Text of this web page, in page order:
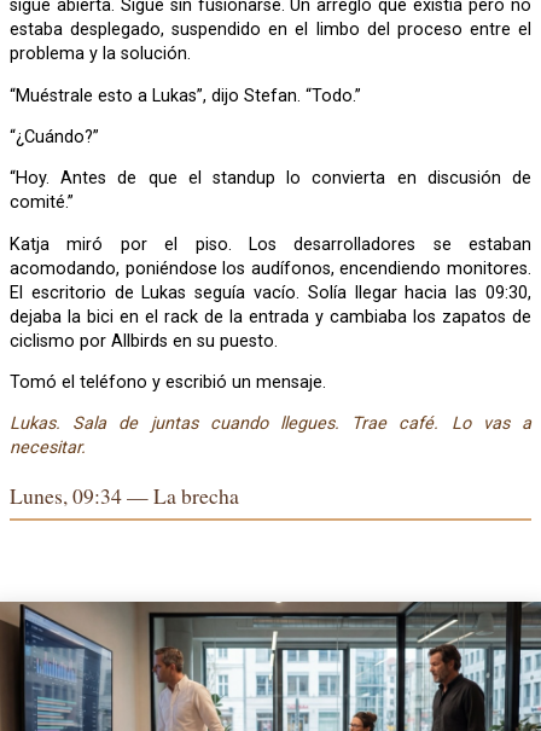
sigue abierta. Sigue sin fusionarse. Un arreglo que existía pero no
estaba desplegado, suspendido en el limbo del proceso entre el
problema y la solución.
“Muéstrale esto a Lukas”, dijo Stefan. “Todo.”
“¿Cuándo?”
“Hoy. Antes de que el standup lo convierta en discusión de
comité.”
Katja miró por el piso. Los desarrolladores se estaban
acomodando, poniéndose los audífonos, encendiendo monitores.
El escritorio de Lukas seguía vacío. Solía llegar hacia las 09:30,
dejaba la bici en el rack de la entrada y cambiaba los zapatos de
ciclismo por Allbirds en su puesto.
Tomó el teléfono y escribió un mensaje.
Lukas. Sala de juntas cuando llegues. Trae café. Lo vas a
necesitar.
Lunes, 09:34 — La brecha